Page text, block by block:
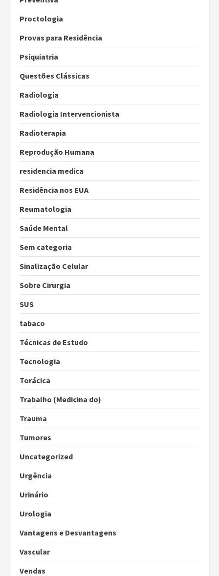
Proctologia
Provas para Residência
Psiquiatria
Questões Clássicas
Radiologia
Radiologia Intervencionista
Radioterapia
Reprodução Humana
residencia medica
Residência nos EUA
Reumatologia
Saúde Mental
Sem categoria
Sinalização Celular
Sobre Cirurgia
SUS
tabaco
Técnicas de Estudo
Tecnologia
Torácica
Trabalho (Medicina do)
Trauma
Tumores
Uncategorized
Urgência
Urinário
Urologia
Vantagens e Desvantagens
Vascular
Vendas